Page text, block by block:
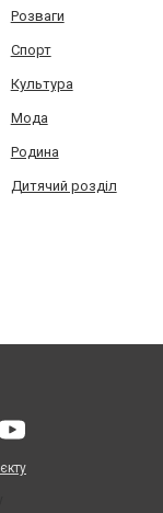
Розваги
Спорт
Культура
Мода
Родина
Дитячий розділ